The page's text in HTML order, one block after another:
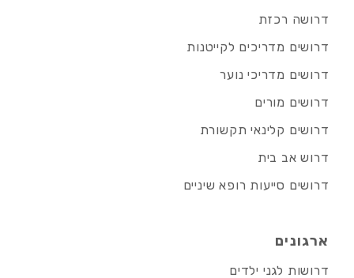
דרושה רכזת
דרושים מדריכים לקייטנות
דרושים מדריכי נוער
דרושים מורים
דרושים קלינאי תקשורת
דרוש אב בית
דרושים סייעות רופא שיניים
ארגונים
דרושות לגני ילדים